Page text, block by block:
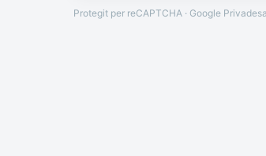
Protegit per reCAPTCHA · Google Privadesa